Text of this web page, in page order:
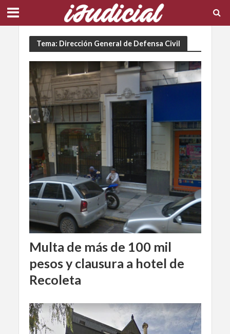
Tema: Dirección General de Defensa Civil
Multa de más de 100 mil
pesos y clausura a hotel de
Recoleta